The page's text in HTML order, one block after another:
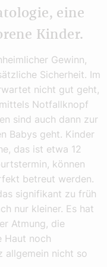
eine
Kinder.
Gewinn,
Sicherheit. Im
nicht gut geht,
Notfallknopf
sind auch dann zur
Babys geht. Kinder
das ist etwa 12
können
betreut werden.
signifikant zu früh
nur kleiner. Es hat
Atmung, die
Haut noch
allgemein nicht so